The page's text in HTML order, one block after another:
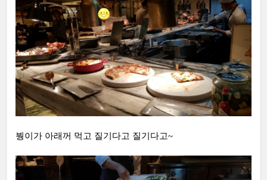
붱이가 아래꺼 먹고 질기다고 질기다고~